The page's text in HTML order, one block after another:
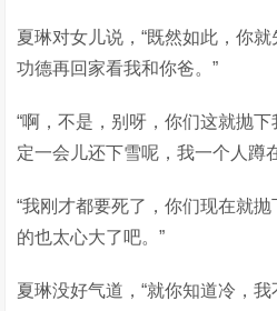
夏琳对女儿说，“既然如此，你
功德再回家看我和你爸。”
“啊，不是，别呀，你们这就抛
定一会儿还下雪呢，我一个人蹲
“我刚才都要死了，你们现在就
的也太心大了吧。”
夏琳没好气道，“就你知道冷，